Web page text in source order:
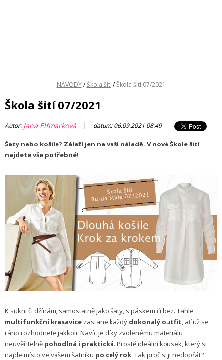
NÁVODY / Škola šití / Škola šití 07/2021
Škola šití 07/2021
Autor:Jana Elfmarková | datum: 06.09.2021 08:49
Šaty nebo košile? Záleží jen na vaší náladě. V nové Škole šití
najdete vše potřebné!
K sukni či džínám, samostatně jako šaty, s páskem či bez. Tahle
multifunkční krasavice zastane každý dokonalý outfit, ať už se
ráno rozhodnete jakkoli. Navíc je díky zvolenému materiálu
neuvěřitelně pohodlná i praktická. Prostě ideální kousek, který si
najde místo ve vašem šatníku po celý rok. Tak proč si ji nedopřát?